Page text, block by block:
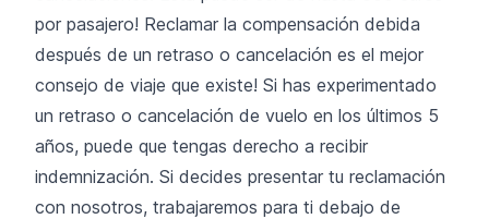
por pasajero! Reclamar la compensación debida
después de un retraso o cancelación es el mejor
consejo de viaje que existe! Si has experimentado
un retraso o cancelación de vuelo en los últimos 5
años, puede que tengas derecho a recibir
indemnización. Si decides presentar tu reclamación
con nosotros, trabajaremos para ti debajo de